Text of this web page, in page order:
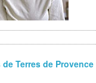
Terres de Provence